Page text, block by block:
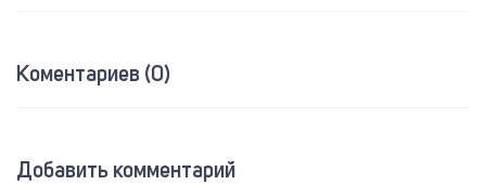
Коментариев (0)
Добавить комментарий